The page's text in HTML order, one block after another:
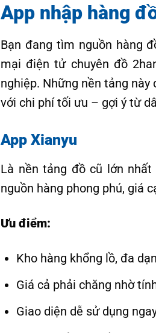
App nhập hàng
Bạn đang tìm nguồn hàng
mại điện tử chuyên đồ
nghiệp. Những nền tảng
với chi phí tối ưu – gợi ý từ
App Xianyu
Là nền tảng đồ cũ lớn
nguồn hàng phong phú, giá
Ưu điểm:
Kho hàng khổng lồ, đa
Giá cả phải chăng nhờ
Giao diện dễ sử dụng